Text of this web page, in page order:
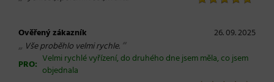
Ověřený zákazník 26. 09. 2025
„ Vše proběhlo velmi rychle. “
PRO: Velmi rychlé vyřízení, do druhého dne jsem měla, co jsem
objednala